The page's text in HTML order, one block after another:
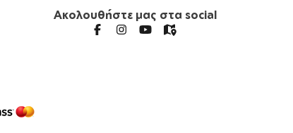
Ακολουθήστε μας στα social